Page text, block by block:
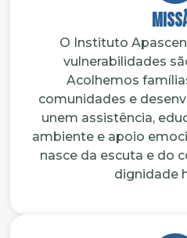
O Instituto
vulnerabilidades
Acolhemos
comunidades e
unem assistência,
ambiente e apoio
nasce da escuta e do
dignidade